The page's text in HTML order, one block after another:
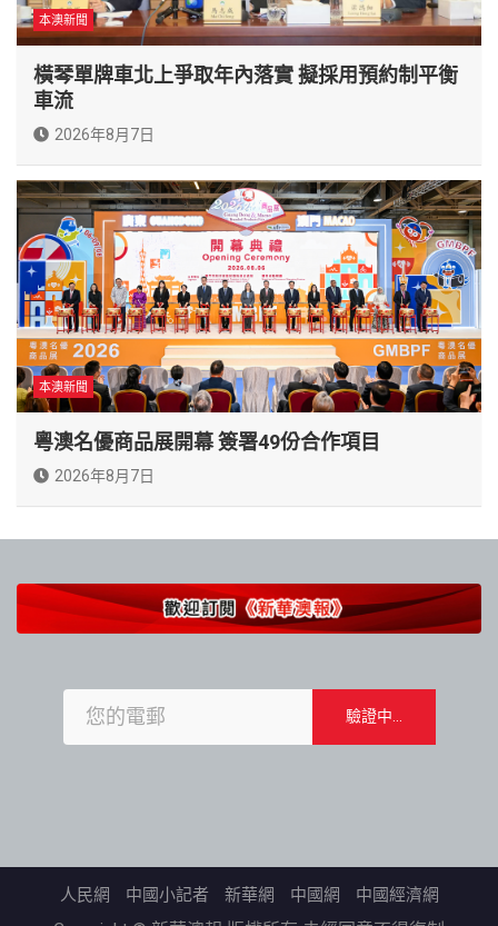
本澳新聞
橫琴單牌車北上爭取年內落實 擬採用預約制平衡
車流
2026年8月7日
本澳新聞
粵澳名優商品展開幕 簽署49份合作項目
2026年8月7日
人民網 中國小記者 新華網 中國網 中國經濟網